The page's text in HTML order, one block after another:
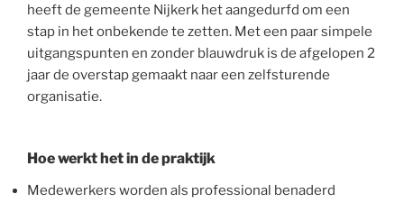
heeft de gemeente Nijkerk het aangedurfd om een
stap in het onbekende te zetten. Met een paar simpele
uitgangspunten en zonder blauwdruk is de afgelopen 2
jaar de overstap gemaakt naar een zelfsturende
organisatie.
Hoe werkt het in de praktijk
Medewerkers worden als professional benaderd